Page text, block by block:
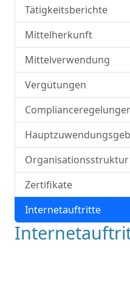
Tätigkeitsberichte
Mittelherkunft
Mittelverwendung
Vergütungen
Organisationsstruktur
Zertifikate
Internetauftritte